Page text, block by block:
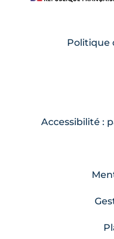
Politique
Accessibilité :